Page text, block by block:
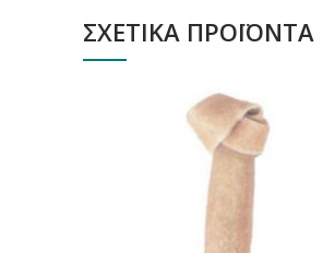
ΣΧΕΤΙΚΆ ΠΡΟΪΌΝΤΑ